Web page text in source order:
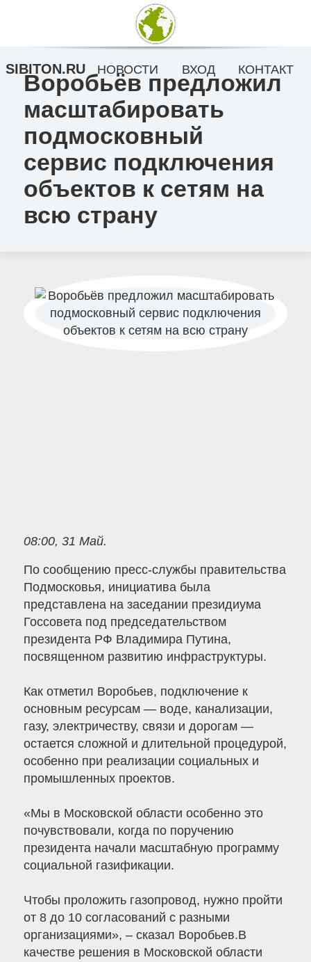
Воробьёв предложил
масштабировать
подмосковный
сервис подключения
объектов к сетям на
всю страну
08:00, 31 Май.
По сообщению пресс-службы правительства
Подмосковья, инициатива была
представлена на заседании президиума
Госсовета под председательством
президента РФ Владимира Путина,
посвященном развитию инфраструктуры.
Как отметил Воробьев, подключение к
основным ресурсам — воде, канализации,
газу, электричеству, связи и дорогам —
остается сложной и длительной процедурой,
особенно при реализации социальных и
промышленных проектов.
«Мы в Московской области особенно это
почувствовали, когда по поручению
президента начали масштабную программу
социальной газификации.
Чтобы проложить газопровод, нужно пройти
от 8 до 10 согласований с разными
организациями», – сказал Воробьев.В
качестве решения в Московской области
SIBITON.RU НОВОСТИ ВХОД КОНТАКТ